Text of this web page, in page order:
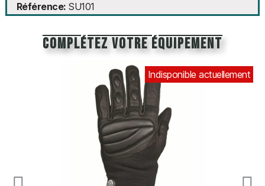
Référence SU101
Complétez votre équipement
Indisponible actuellement